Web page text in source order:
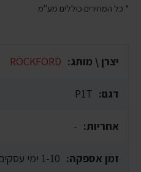
* כל המחירים כוללים מע"מ
יצרן \ מותג: ROCKFORD
דגם: P1T
אחריות: -
זמן אספקה: 1-10 ימי עסקים, תלוי בסוג המשלוח